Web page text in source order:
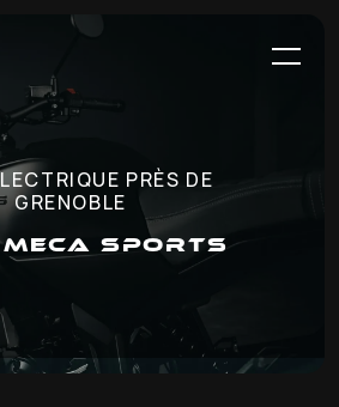
PRÈS DE
GRENOBLE
SPORTS
cookies